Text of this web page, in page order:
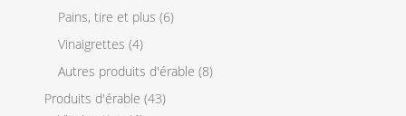
Pains, tire et plus (6)
Vinaigrettes (4)
Autres produits d'érable (8)
Produits d'érable (43)